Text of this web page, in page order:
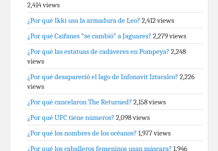
2,414 views
¿Por qué Ikki usa la armadura de Leo? 2,412 views
¿Por qué Caifanes “se cambió” a Jaguares? 2,279 views
¿Por qué las estatuas de cadáveres en Pompeya? 2,248
views
¿Por qué desapareció el lago de Infonavit Iztacalco? 2,226
views
¿Por qué cancelaron The Returned? 2,158 views
¿Por qué UFC tiene números? 2,098 views
¿Por qué los nombres de los océanos? 1,977 views
¿Por qué los caballeros femeninos usan máscara? 1,946